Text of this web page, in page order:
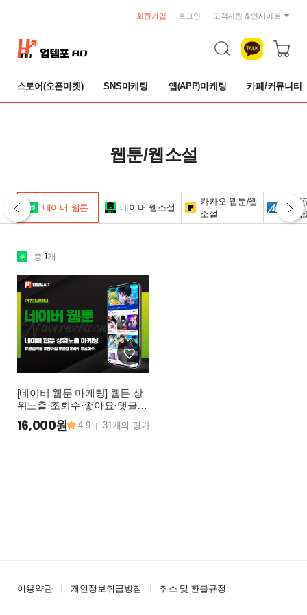
회원가입 로그인 고객지원 & 인사이트
공지사항
트렌드 리포트
1:1 문의
스토어(오픈마켓) SNS마케팅 앱(APP)마케팅 카페/커뮤니티
웹툰/웹소설
네이버 웹툰 네이버 웹소설
카카오 웹툰/웹
소설
타
툰/웹
총1개
[네이버 웹툰 마케팅] 웹툰 상
위노출·조회수·좋아요·댓글·
별점·관심작품 활성화
16,000원~4.9 | 31개의 평가
이용약관 개인정보취급방침 취소 및 환불규정